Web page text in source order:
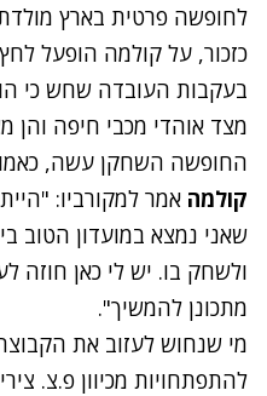
לחופשה פרטית בארץ
כזכור, על קולמה הופעל
בעקבות העובדה שחש כי
מצד אוהדי מכבי חיפה והן
החופשה השחקן עשה,
קולמה אמר למקורביו:
שאני נמצא במועדון הטוב
ולשחק בו. יש לי כאן חוזה
מתכונן להמשיך".
מי שנחוש לעזוב את
להתפתחויות מכיוון פ.צ.